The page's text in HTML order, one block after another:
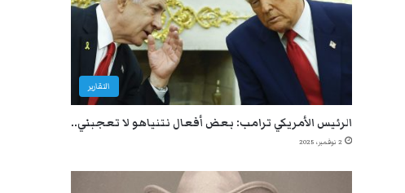
التقارير
الرئيس الأمريكي ترامب: بعض أفعال نتنياهو لا تعجبني..
2 نوفمبر، 2025